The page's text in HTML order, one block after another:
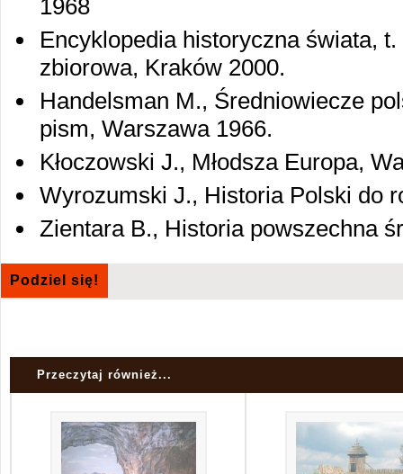
1968
Encyklopedia historyczna świata,
zbiorowa, Kraków 2000.
Handelsman M., Średniowiecze
pism, Warszawa 1966.
Kłoczowski J., Młodsza Europa,
Wyrozumski J., Historia Polski do
Zientara B., Historia powszechna
Podziel się!
Przeczytaj również...